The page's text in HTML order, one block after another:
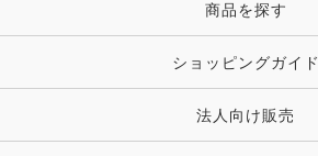
商品を探す
ショッピングガイド
法人向け販売